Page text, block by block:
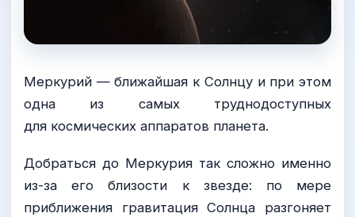
Меркурий — ближайшая к Солнцу и при этом
одна из самых труднодоступных
для космических аппаратов планета.
Добраться до Меркурия так сложно именно
из-за его близости к звезде: по мере
приближения гравитация Солнца разгоняет